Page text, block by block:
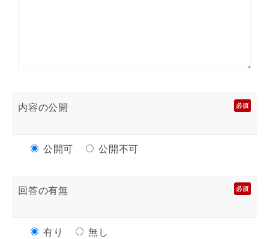
内容の公開 必須
公開可 公開不可
回答の有無 必須
有り 無し